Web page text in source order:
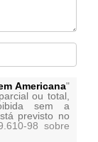
Americana"
ou total,
sem a
previsto no
98 sobre